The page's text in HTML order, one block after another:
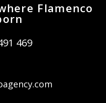
Flamenco
469